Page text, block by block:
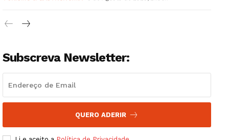
Institucional
Artigos
Edição Digital
Grande Entrevista
Subscreva Newsletter:
QUERO ADERIR